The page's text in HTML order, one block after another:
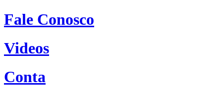
Fale Conosco
Videos
Conta